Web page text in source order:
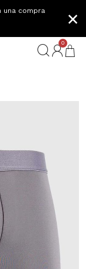
una compra
×
0